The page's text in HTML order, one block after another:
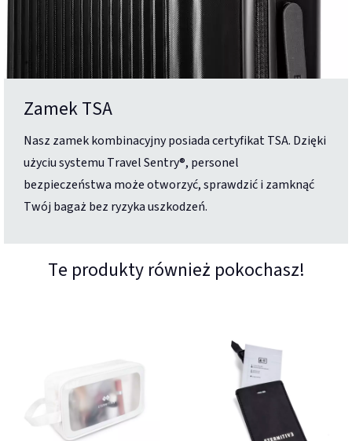
Zamek TSA
Nasz zamek kombinacyjny posiada certyfikat TSA. Dzięki
użyciu systemu Travel Sentry®, personel
bezpieczeństwa może otworzyć, sprawdzić i zamknąć
Twój bagaż bez ryzyka uszkodzeń.
Te produkty również pokochasz!